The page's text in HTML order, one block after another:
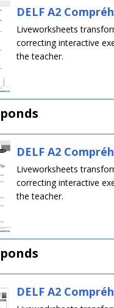
DELF A2
Liveworksheets
correcting interactive
the teacher.
DELF A2
Liveworksheets
correcting interactive
the teacher.
DELF A2